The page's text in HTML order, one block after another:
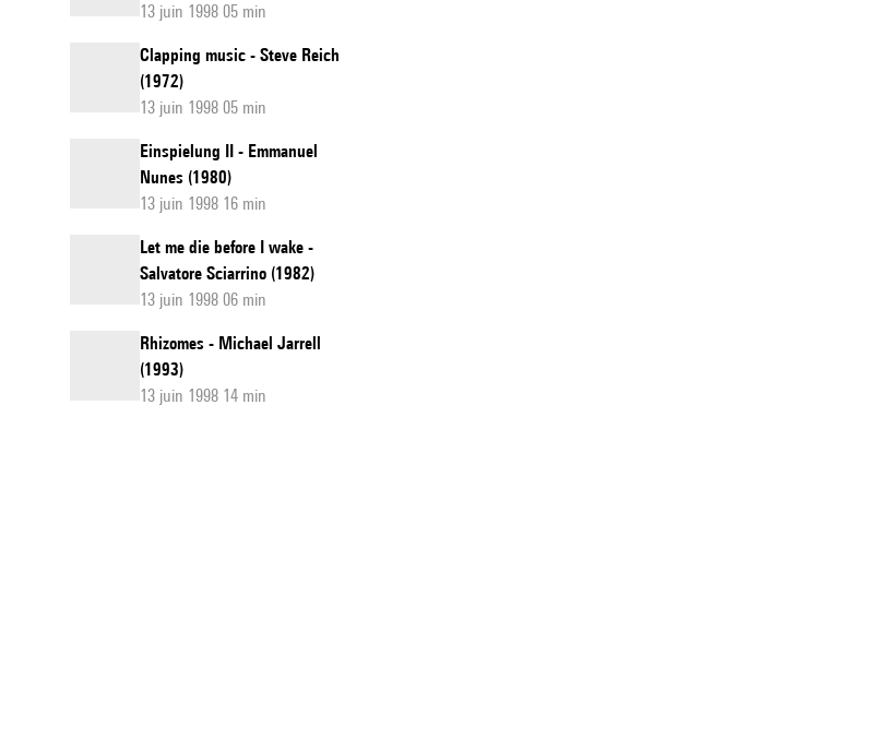
13 juin 1998 05 min
Clapping music - Steve Reich
(1972)
13 juin 1998 05 min
Einspielung II - Emmanuel
Nunes (1980)
13 juin 1998 16 min
Let me die before I wake -
Salvatore Sciarrino (1982)
13 juin 1998 06 min
Rhizomes - Michael Jarrell
(1993)
13 juin 1998 14 min